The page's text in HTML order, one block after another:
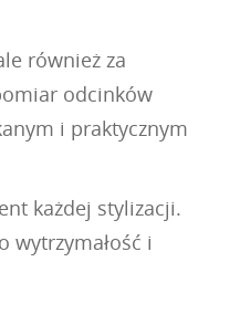
również za
odcinków
i praktycznym
każdej stylizacji.
wytrzymałość i